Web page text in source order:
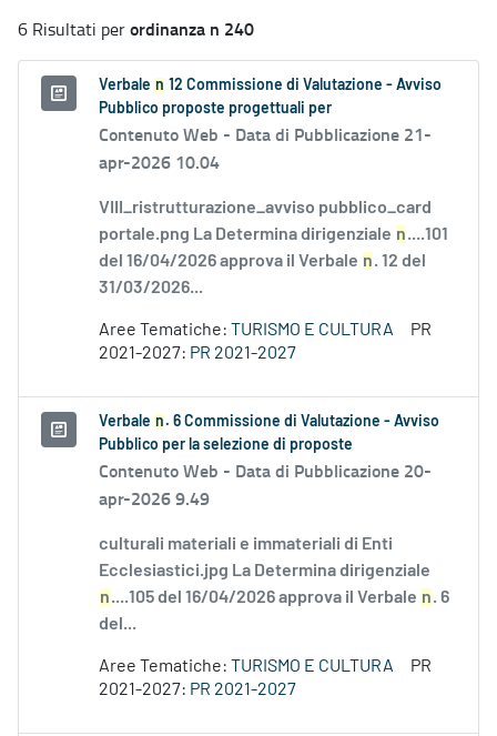
6 Risultati perordinanza n 240
Verbale n 12 Commissione di Valutazione - Avviso
Pubblico proposte progettuali per
Contenuto Web - Data di Pubblicazione 21-
apr-2026 10.04
VIII_ristrutturazione_avviso pubblico_card
portale.png La Determina dirigenziale n....101
del 16/04/2026 approva il Verbale n. 12 del
31/03/2026...
Aree Tematiche: TURISMO E CULTURA
PR
2021-2027: PR 2021-2027
Verbale n . 6 Commissione di Valutazione - Avviso
Pubblico per la selezione di proposte
Contenuto Web - Data di Pubblicazione 20-
apr-2026 9.49
culturali materiali e immateriali di Enti
Ecclesiastici.jpg La Determina dirigenziale
n....105 del 16/04/2026 approva il Verbale n. 6
del...
Aree Tematiche: TURISMO E CULTURA
PR
2021-2027: PR 2021-2027